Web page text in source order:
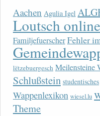
Aachen Agulia Igel
Loutsch online
FamiljefuerscherFehler
lëtzebuergesch Meilensteine
Schlußstein studentisches
Wappenlexikon wiesel.lu
Theme